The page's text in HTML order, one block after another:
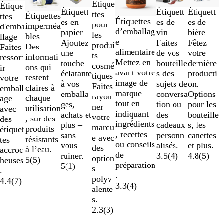
Étique
ttes
d'emba
llage
Faites
ressort
ir
votre
emball
age
avec
des
étiquet
tes
accroc
heuses
.
4.4(7)
Étiquettes
imperméa
bles
Des
informati
ons qui
restent
claires à
chaque
utilisation
, sur des
produits
résistants
à l’eau.
5(5)
Étiquett
es en
papier
Ajoutez
une
touche
éclatante
à vos
emballa
ges,
achats et
plus –
sans
vous
ruiner.
5(1)
Étique
ttes
pour
les
produi
ts
cosmé
tiques
Faites
rayon
ner
votre
marqu
e avec
des
option
s
polyv
alente
s.
2.3(3)
Étiquettes
d’emballag
e
alimentaire
Mettez en
avant votre
image de
marque
tout en
indiquant
ingrédients
, recettes
ou conseils
de
préparation
.
3.3(4)
Étiquett
es de
vin
Faites
de vos
bouteille
s des
sujets de
conversa
tion ou
des
cadeaux
personn
alisés.
3.5(4)
Étiquett
es de
bière
Fêtez
votre
dernière
producti
on.
Options
pour les
bouteille
s, les
canettes
et plus.
4.8(5)
2
sur
7